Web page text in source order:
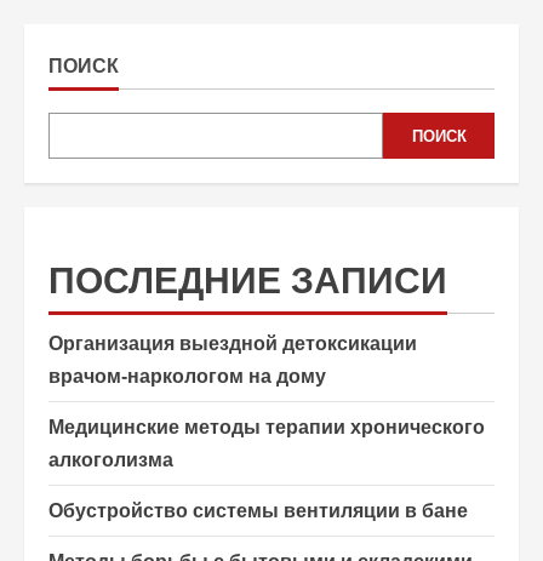
ПОИСК
ПОИСК
ПОСЛЕДНИЕ ЗАПИСИ
Организация выездной детоксикации
врачом-наркологом на дому
Медицинские методы терапии хронического
алкоголизма
Обустройство системы вентиляции в бане